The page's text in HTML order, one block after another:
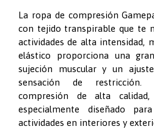
La ropa de compresión
con tejido transpirable que te
actividades de alta intensidad,
elástico proporciona una
sujeción muscular y un
sensación de
compresión de alta
especialmente diseñado
actividades en interiores y